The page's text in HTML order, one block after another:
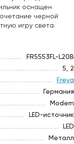
оснащен
черной
игру света.
FR5553FL-L20B
5, 2
Freya
Германия
Modern
LED-источник
LED
Металл